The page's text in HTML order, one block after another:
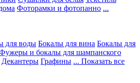
Фоторамки и фотопанно ...
для воды Бокалы для вина Бокалы для
и бокалы для шампанского
Декантеры Графины ... Показать все